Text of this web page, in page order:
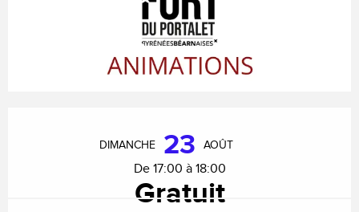
DIMANCHE 23 AOÛT
De 17:00 à 18:00
Gratuit